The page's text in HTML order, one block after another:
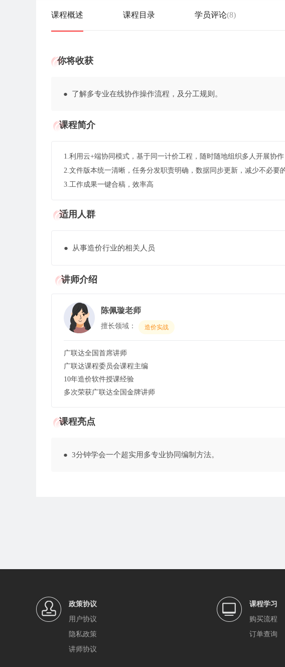
课程概述 课程目录 学员评论(8)
你将收获
● 了解多专业在线协作操作流程，及分工规则。
课程简介
1.利用云+端协同模式，基于同一计价工程，随时随地组织多人开展协作
2.文件版本统一清晰，任务分发职责明确，数据同步更新，减少不必要
3.工作成果一键合稿，效率高
适用人群
● 从事造价行业的相关人员
讲师介绍
陈佩璇老师
擅长领域： 造价实战
广联达全国首席讲师
广联达课程委员会课程主编
10年造价软件授课经验
多次荣获广联达全国金牌讲师
课程亮点
● 3分钟学会一个超实用多专业协同编制方法。
政策协议
用户协议
隐私政策
讲师协议
课程学习
购买流程
订单查询